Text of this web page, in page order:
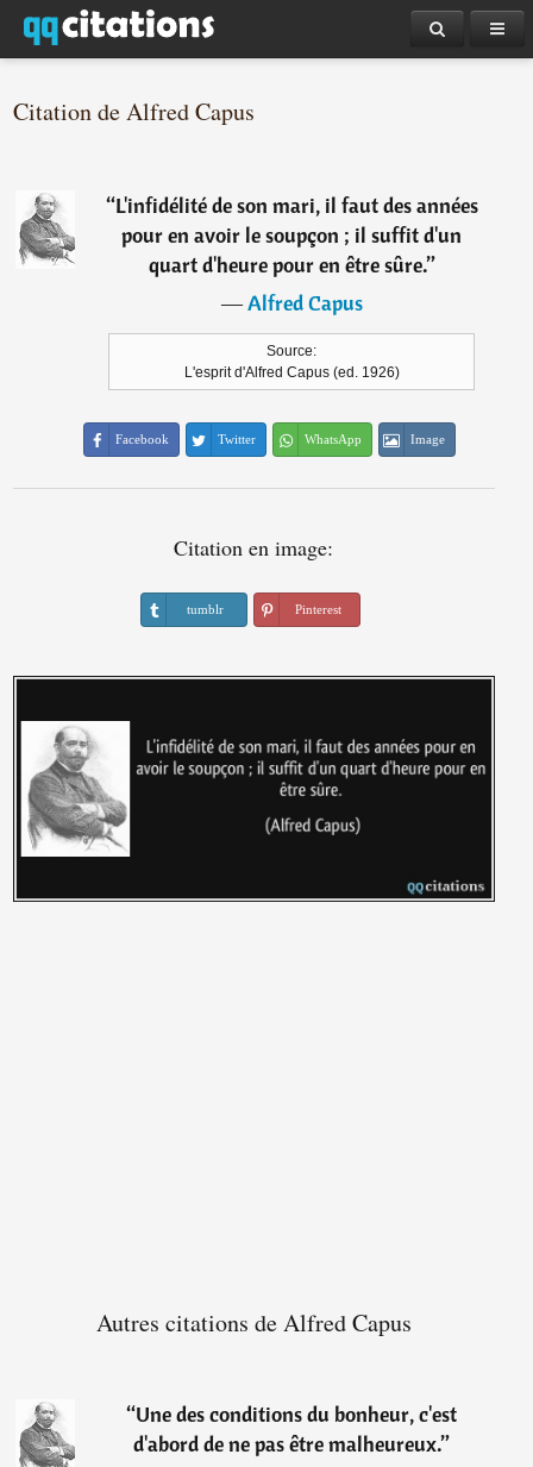
Citation de Alfred Capus
“L'infidélité de son mari, il faut des années
pour en avoir le soupçon ; il suffit d'un
quart d'heure pour en être sûre.”
―Alfred Capus
Source:
L'esprit d'Alfred Capus (ed. 1926)
Facebook Twitter WhatsApp Image
Citation en image:
tumblr Pinterest
Autres citations de Alfred Capus
“Une des conditions du bonheur, c'est
d'abord de ne pas être malheureux.”